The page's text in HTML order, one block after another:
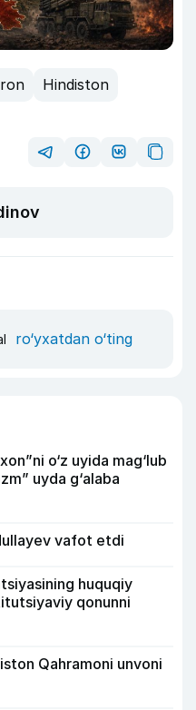
Hindiston
ro‘yxatdan o‘ting
o‘z uyida mag‘lub
uyda g‘alaba
vafot etdi
huquqiy
qonunni
Qahramoni unvoni